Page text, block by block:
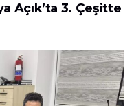
Açık’ta 3. Çeşitte